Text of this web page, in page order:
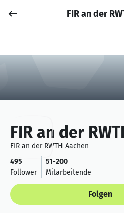
FIR an der
FIR an der
FIR an der RWTH Aachen
495
Follower
51-200
Mitarbeitende
Folgen